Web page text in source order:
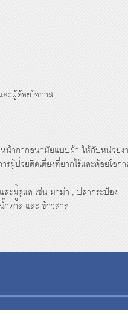
ละผู้ด้อยโอกาส
น้ากากอนามัยแบบผ้า ให้กับหน่วยง
รผู้ป่วยติดเตียงที่ยากไร้และด้อยโอก
ละผู้ดูแล เช่น มาม่า , ปลากระป๋อง
ตาล และ ข้าวสาร